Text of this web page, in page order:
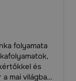
folyamata
és
mai világban